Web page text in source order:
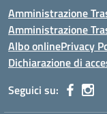
Amministrazione
Amministrazione
Albo onlinePrivacy
Dichiarazione di
Seguici su: